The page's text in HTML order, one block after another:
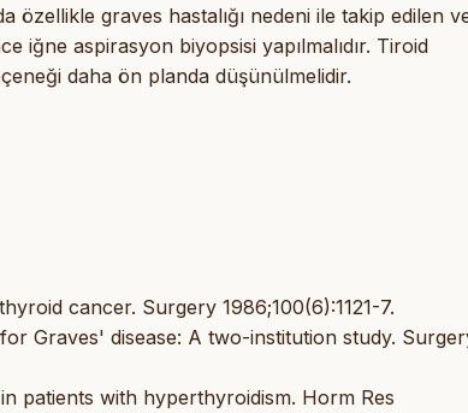
özellikle graves hastalığı nedeni ile takip edilen
iğne aspirasyon biyopsisi yapılmalıdır. Tiroid
daha ön planda düşünülmelidir.
cancer. Surgery 1986;100(6):1121-7.
Graves' disease: A two-institution study.
patients with hyperthyroidism. Horm Res